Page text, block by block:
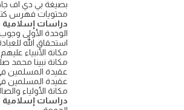
بصيغة بي دي اف
محتويات فهرس
دراسات إسلامية
الوحدة الأولى
استحقاق الله
مكانة الأنبياء
مكانة نبينا محمد
عقيدة المسلمين
عقيدة المسلمين
مكانة الأولياء
دراسات إسلامية